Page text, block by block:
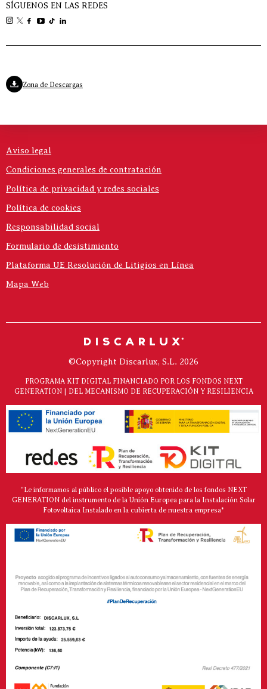
SÍGUENOS EN LAS REDES
Zona de Descargas
Aviso legal
Condiciones generales de contratación
Política de privacidad y redes sociales
Política de cookies
Responsabilidad social
Formulario de desistimiento
Plataforma UE Resolución de Litigios en Línea
Mapa Web
©Copyright Discarlux, S.L. 2026
PROGRAMA KIT DIGITAL FINANCIADO POR LOS FONDOS NEXT
GENERATION | DEL MECANISMO DE RECUPERACIÓN Y RESILIENCIA
"Le informamos al público el posible apoyo obtenido de los fondos NEXT
GENERATION del instrumento de la Unión Europea para la Instalación Solar
Fotovoltaica Instalado en la cubierta de nuestra empresa*